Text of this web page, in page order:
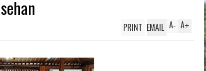
A+
A-
PRINT EMAIL